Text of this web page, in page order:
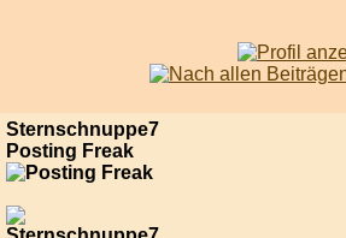
Sternschnuppe7
Posting Freak